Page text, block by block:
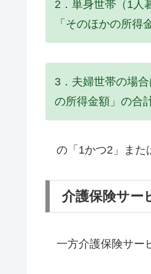
2．単身世帯（1人
「そのほかの所得
3．夫婦世帯の場
の所得金額」の合
の「1かつ2」また
介護保険サー
一方介護保険サー